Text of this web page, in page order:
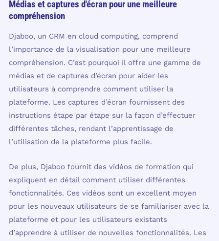
Médias et captures d'écran pour une meilleure
compréhension
Djaboo, un CRM en cloud computing, comprend
l’importance de la visualisation pour une meilleure
compréhension. C’est pourquoi il offre une gamme de
médias et de captures d’écran pour aider les
utilisateurs à comprendre comment utiliser la
plateforme. Les captures d’écran fournissent des
instructions étape par étape sur la façon d’effectuer
différentes tâches, rendant l’apprentissage de
l’utilisation de la plateforme plus facile.
De plus, Djaboo fournit des vidéos de formation qui
expliquent en détail comment utiliser différentes
fonctionnalités. Ces vidéos sont un excellent moyen
pour les nouveaux utilisateurs de se familiariser avec la
plateforme et pour les utilisateurs existants
d’apprendre à utiliser de nouvelles fonctionnalités. Les